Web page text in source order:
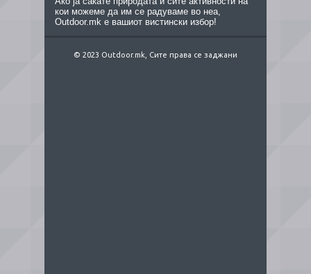
кои можеме да им се радуваме во неа,
Outdoor.mk е вашиот вистински избор!
© 2023 Outdoor.mk, Сите права се заджани